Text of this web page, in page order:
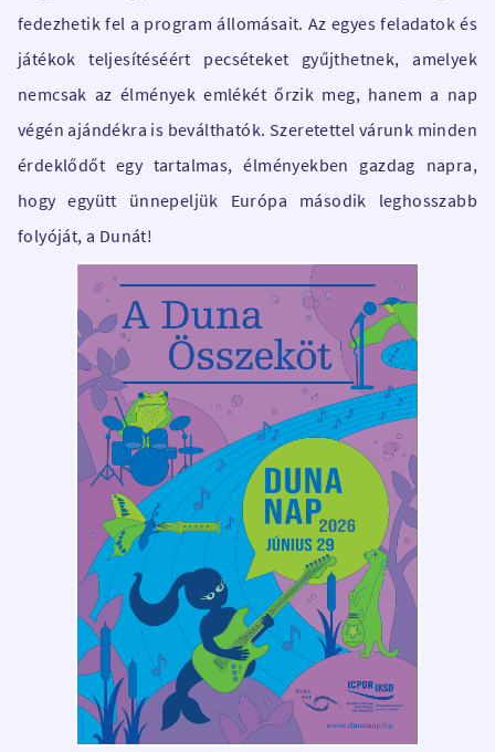
fedezhetik fel a program állomásait. Az egyes feladatok és
játékok teljesítéséért pecséteket gyűjthetnek, amelyek
nemcsak az élmények emlékét őrzik meg, hanem a nap
végén ajándékra is beválthatók. Szeretettel várunk minden
érdeklődőt egy tartalmas, élményekben gazdag napra,
hogy együtt ünnepeljük Európa második leghosszabb
folyóját, a Dunát!